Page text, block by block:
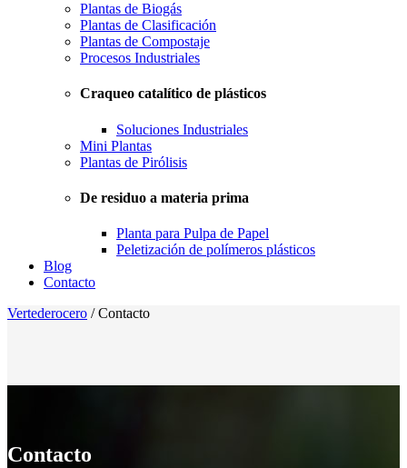
Plantas de Biogás
Plantas de Clasificación
Plantas de Compostaje
Procesos Industriales
Craqueo catalítico de plásticos
Soluciones Industriales
Mini Plantas
Plantas de Pirólisis
De residuo a materia prima
Planta para Pulpa de Papel
Peletización de polímeros plásticos
Blog
Contacto
Vertederocero /Contacto
Contacto